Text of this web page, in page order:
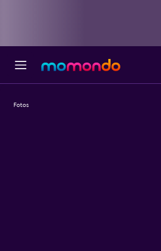
Fotos